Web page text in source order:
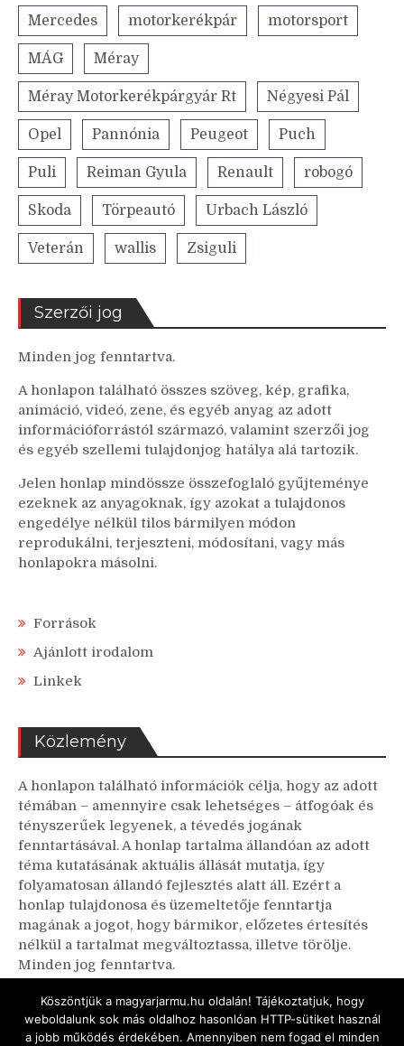
Mercedes motorkerékpár motorsport
MÁG Méray
Méray Motorkerékpárgyár Rt Négyesi Pál
Opel Pannónia Peugeot Puch
Puli Reiman Gyula Renault robogó
Skoda Törpeautó Urbach László
Veterán wallis Zsiguli
Szerzői jog
Minden jog fenntartva.
A honlapon található összes szöveg, kép, grafika,
animáció, videó, zene, és egyéb anyag az adott
információforrástól származó, valamint szerzői jog
és egyéb szellemi tulajdonjog hatálya alá tartozik.
Jelen honlap mindössze összefoglaló gyűjteménye
ezeknek az anyagoknak, így azokat a tulajdonos
engedélye nélkül tilos bármilyen módon
reprodukálni, terjeszteni, módosítani, vagy más
honlapokra másolni.
Források
Ajánlott irodalom
Linkek
Közlemény
A honlapon található információk célja, hogy az adott
témában – amennyire csak lehetséges – átfogóak és
tényszerűek legyenek, a tévedés jogának
fenntartásával. A honlap tartalma állandóan az adott
téma kutatásának aktuális állását mutatja, így
folyamatosan állandó fejlesztés alatt áll. Ezért a
honlap tulajdonosa és üzemeltetője fenntartja
magának a jogot, hogy bármikor, előzetes értesítés
nélkül a tartalmat megváltoztassa, illetve törölje.
Minden jog fenntartva.
A honlapon található linkekhez tartozó weboldalakon
bemutatott információk az adott honlap és webhely
tulajdonosának kizárólagos felelőssége.
Köszöntjük a magyarjarmu.hu oldalán! Tájékoztatjuk, hogy
weboldalunk sok más oldalhoz hasonlóan HTTP-sütiket használ
a jobb működés érdekében. Amennyiben nem fogad el minden